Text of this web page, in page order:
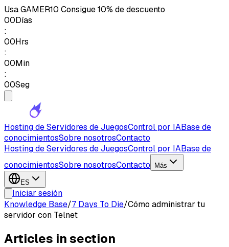
UsaGAMER10 Consigue 10% de descuento
00Días
:
00Hrs
:
00Min
:
00Seg
Hosting de Servidores de JuegosControl por IABase de
conocimientosSobre nosotrosContacto
Hosting de Servidores de JuegosControl por IABase de
conocimientosSobre nosotrosContacto Más
ES
Iniciar sesión
Knowledge Base/7 Days To Die/Cómo administrar tu
servidor con Telnet
Articles in section